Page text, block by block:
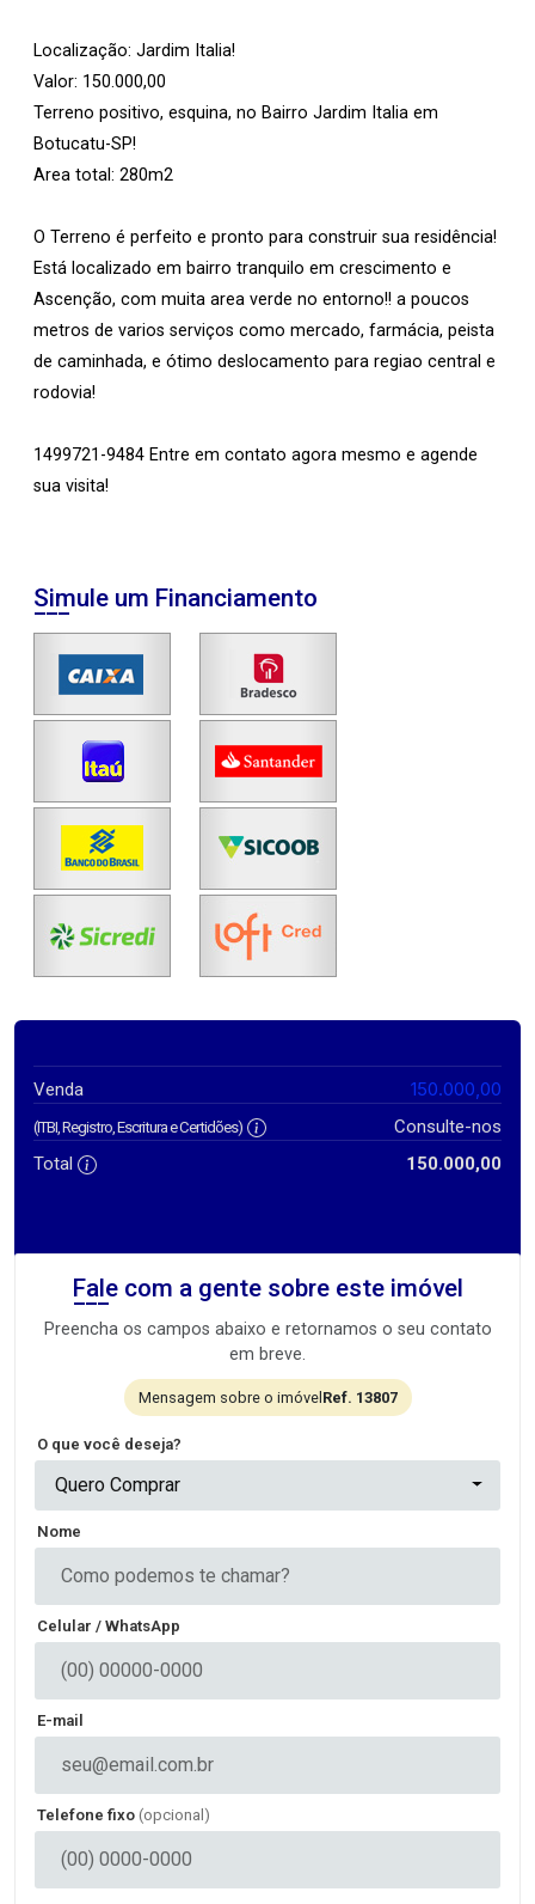
Localização: Jardim Italia!
Valor: 150.000,00
Terreno positivo, esquina, no Bairro Jardim Italia em
Botucatu-SP!
Area total: 280m2
O Terreno é perfeito e pronto para construir sua residência!
Está localizado em bairro tranquilo em crescimento e
Ascenção, com muita area verde no entorno!! a poucos
metros de varios serviços como mercado, farmácia, peista
de caminhada, e ótimo deslocamento para regiao central e
rodovia!
1499721-9484 Entre em contato agora mesmo e agende
sua visita!
Simule um Financiamento
Venda 150.000,00
(ITBI, Registro, Escritura e Certidões)
Consulte-nos
Total
150.000,00
Fale com a gente sobre este imóvel
Preencha os campos abaixo e retornamos o seu contato
em breve.
Mensagem sobre o imóvelRef. 13807
O que você deseja?
Quero Comprar
Nome
Celular / WhatsApp
E-mail
Telefone fixo (opcional)